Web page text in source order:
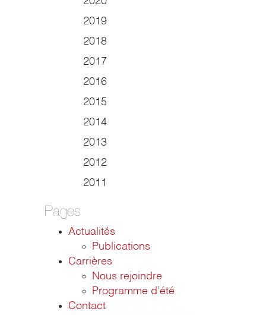
2019
2018
2017
2016
2015
2014
2013
2012
2011
Pages
Actualités
Publications
Carrières
Nous rejoindre
Programme d’été
Contact